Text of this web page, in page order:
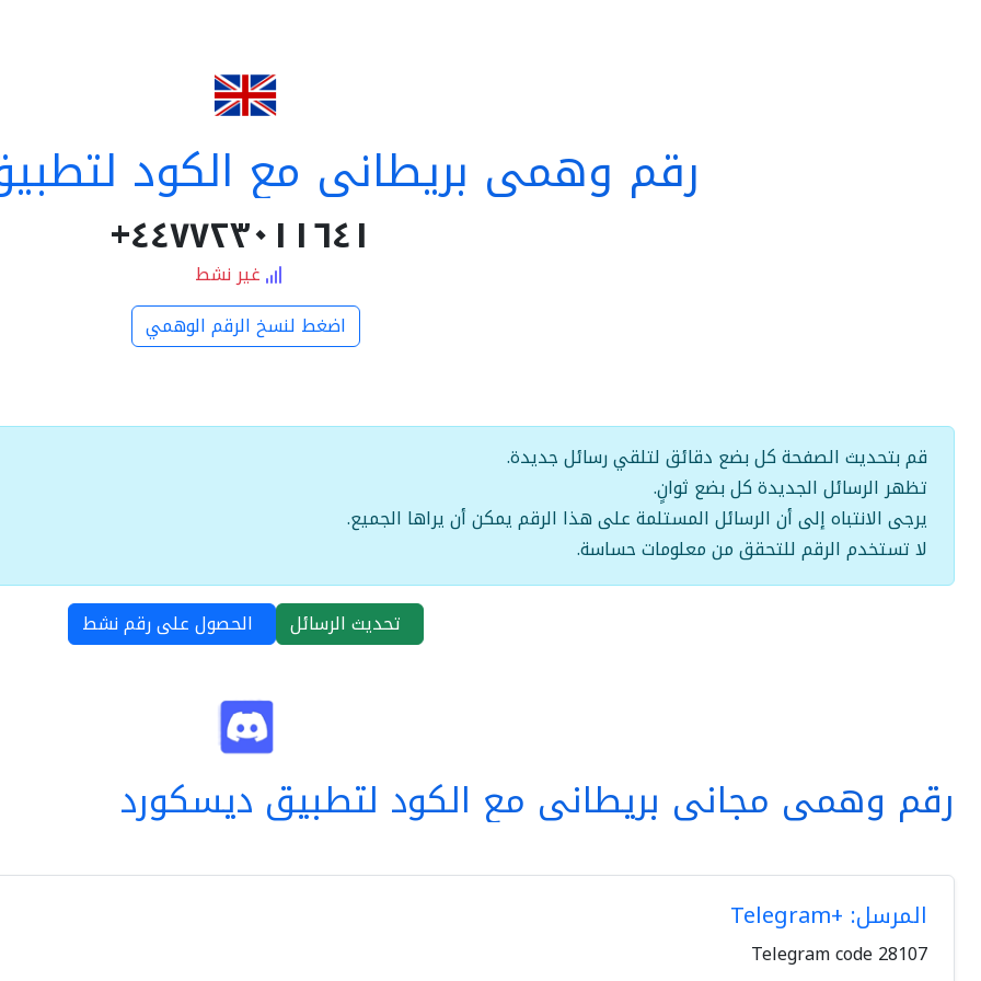
رقم وهمي بريطاني مع الكود
٤٤٧٧٢٣٠١١٦٤١+
غير نشط
اضغط لنسخ الرقم الوهمي
قم بتحديث الصفحة كل بضع دقائق لتلقي رسائل جديدة.
تظهر الرسائل الجديدة كل بضع ثوانٍ.
يرجى الانتباه إلى أن الرسائل المستلمة على هذا الرقم يمكن أن يراها الجميع.
لا تستخدم الرقم للتحقق من معلومات حساسة.
تحديث الرسائل الحصول على رقم نشط
رقم وهمي مجاني بريطاني مع الكود لتطبيق ديسكورد
المرسل: +Telegram
Telegram code 28107